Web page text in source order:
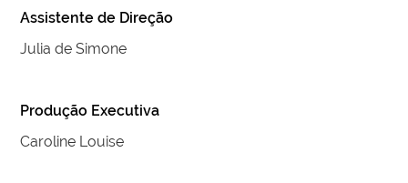
Assistente de Direção
Julia de Simone
Produção Executiva
Caroline Louise